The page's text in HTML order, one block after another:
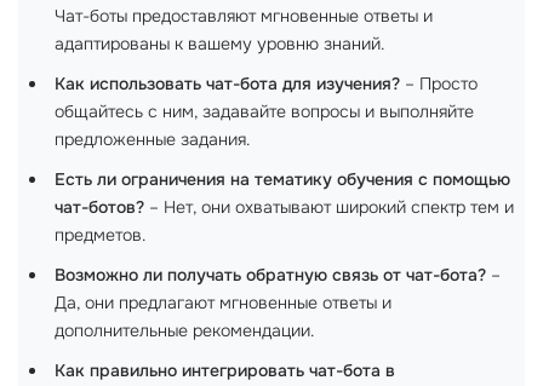
Чат-боты предоставляют мгновенные ответы и
адаптированы к вашему уровню знаний.
Как использовать чат-бота для изучения? – Просто
общайтесь с ним, задавайте вопросы и выполняйте
предложенные задания.
Есть ли ограничения на тематику обучения с помощью
чат-ботов? – Нет, они охватывают широкий спектр тем и
предметов.
Возможно ли получать обратную связь от чат-бота? –
Да, они предлагают мгновенные ответы и
дополнительные рекомендации.
Как правильно интегрировать чат-бота в